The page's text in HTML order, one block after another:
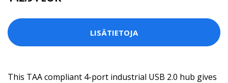
LISÄTIETOJA
This TAA compliant 4-port industrial USB 2.0 hub gives